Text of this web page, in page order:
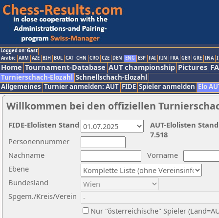
Logged on: Gast
Arabic ARM AZE BIH BUL CAT CHN CRO CZE DEN ENG ESP FAI FIN FRA GER GRE INA
Home Tournament-Database AUT championship Pictures
Turnierschach-Elozahl Schnellschach-Elozahl
Allgemeines Turnier anmelden: AUT FIDE Spieler anmelden Elo
Willkommen bei den offiziellen
Nachname
Vorname
Ebene
Personennummer
Bundesland
Spgem./Kreis/Verein
Nur "österreichische" Spieler
AUT-Elolisten
7.518
FIDE-Elolisten Stand